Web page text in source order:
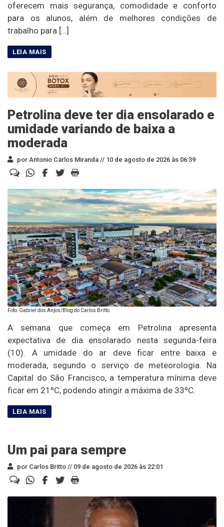
oferecem mais segurança, comodidade e conforto
para os alunos, além de melhores condições de
trabalho para […]
Petrolina deve ter dia ensolarado e
umidade variando de baixa a
moderada
por Antonio Carlos Miranda // 10 de agosto de 2026 às 06:39
Foto: Gabriel dos Anjos/Blog do Carlos Britto
A semana que começa em Petrolina apresenta
expectativa de dia ensolarado nesta segunda-feira
(10). A umidade do ar deve ficar entre baixa e
moderada, segundo o serviço de meteorologia. Na
Capital do São Francisco, a temperatura mínima deve
ficar em 21ºC, podendo atingir a máxima de 33ºC.
Um pai para sempre
por Carlos Britto // 09 de agosto de 2026 às 22:01